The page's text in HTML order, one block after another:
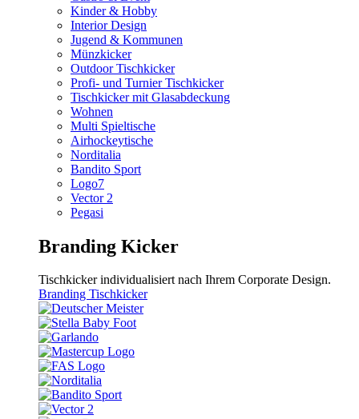
Kinder & Hobby
Interior Design
Jugend & Kommunen
Münzkicker
Outdoor Tischkicker
Profi- und Turnier Tischkicker
Tischkicker mit Glasabdeckung
Wohnen
Multi Spieltische
Airhockeytische
Norditalia
Bandito Sport
Logo7
Vector 2
Pegasi
Branding Kicker
Tischkicker individualisiert nach Ihrem Corporate Design.
Branding Tischkicker